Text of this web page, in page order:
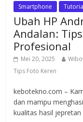
Smartphone
Ubah HP
Andalan:
Profesional
Mei 20, 2025
Tips Foto Keren
kebotekno.com –
dan mampu
kualitas hasil